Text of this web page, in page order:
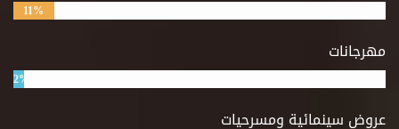
11%
مهرجانات
2%
عروض سينمائية ومسرحيات